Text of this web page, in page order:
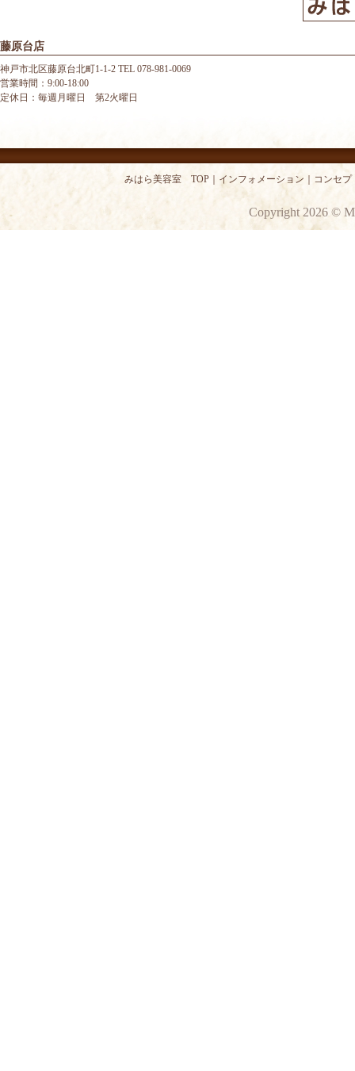
藤原台店
神戸市北区藤原台北町1-1-2 TEL 078-981-0069
営業時間：9:00-18:00
定休日：毎週月曜日 第2火曜日
みはら美容室 TOP インフォメーション コンセプ
Copyright 2026 ©